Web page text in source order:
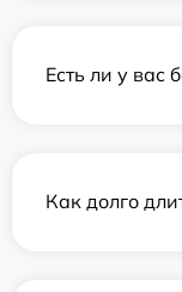
Есть ли у вас
Как долго